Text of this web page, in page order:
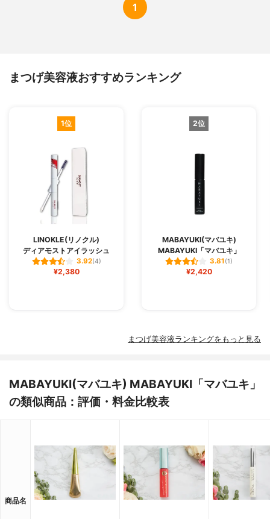
1
まつげ美容液おすすめランキング
1位
LINOKLE(リノクル)
ディアモストアイラッシュ
3.92(4)
¥2,380
2位
MABAYUKI(マバユキ)
MABAYUKI「マバユキ」
3.81(1)
¥2,420
まつげ美容液ランキングをもっと見る
MABAYUKI(マバユキ) MABAYUKI「マバユキ」
の類似商品：評価・料金比較表
商品名